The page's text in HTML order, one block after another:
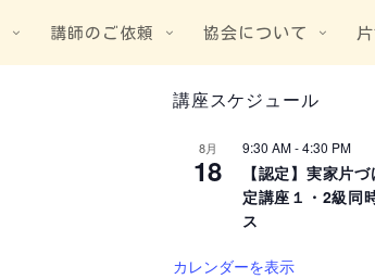
講師のご依頼 協会について
講座スケジュール
8月
18
9:30 AM-4:30 PM
【認定】実家片
定講座１・2級
ス
カレンダーを表示